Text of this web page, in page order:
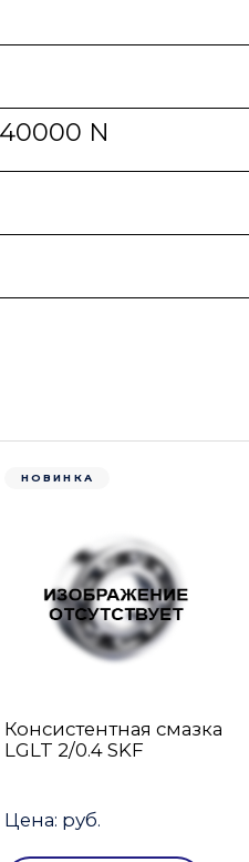
N
НОВИНКА
Консистентная смазка
LGLT 2/0.4 SKF
Цена: руб.